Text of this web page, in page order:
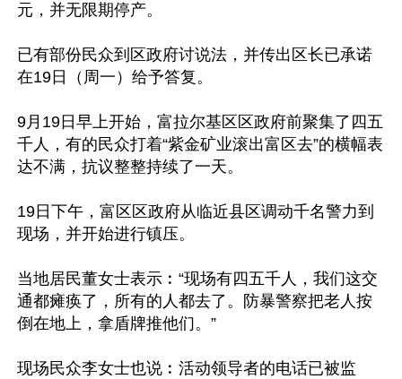
元，并无限期停产。
已有部份民众到区政府讨说法，并传出区长已承诺
在19日（周一）给予答复。
9月19日早上开始，富拉尔基区区政府前聚集了四五
千人，有的民众打着“紫金矿业滚出富区去”的横幅表
达不满，抗议整整持续了一天。
19日下午，富区区政府从临近县区调动千名警力到
现场，并开始进行镇压。
当地居民董女士表示︰“现场有四五千人，我们这交
通都瘫痪了，所有的人都去了。防暴警察把老人按
倒在地上，拿盾牌推他们。”
现场民众李女士也说︰活动领导者的电话已被监